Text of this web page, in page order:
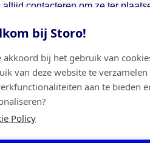
bij Storo!
akkoord bij het gebruik van
van deze website te
aan te bieden
Policy
contacteren om ze ter